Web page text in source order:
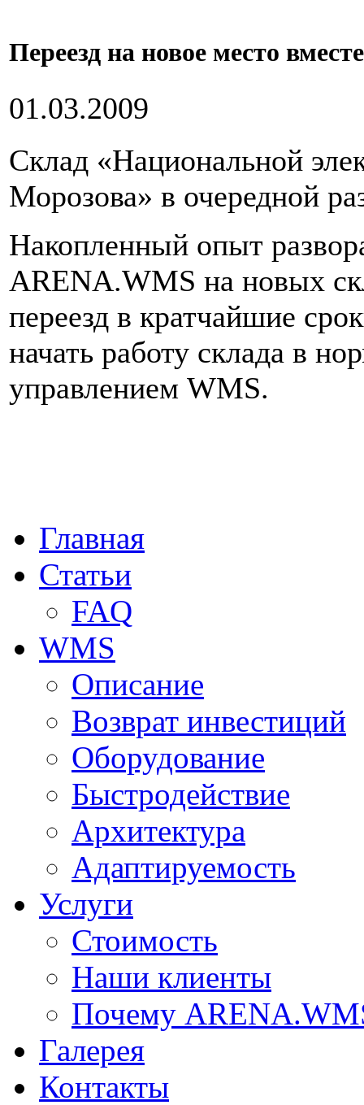
Переезд на новое место
01.03.2009
Склад «Национальной
Морозова» в очередной
Накопленный опыт
ARENA.WMS на новых
переезд в кратчайшие
начать работу склада в
управлением WMS.
Главная
Статьи
FAQ
WMS
Описание
Возврат инвестиций
Оборудование
Быстродействие
Архитектура
Адаптируемость
Услуги
Стоимость
Наши клиенты
Почему
Галерея
Контакты